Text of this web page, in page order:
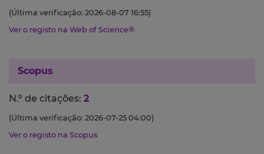
(Última verificação: 2026-08-07 16:55)
Ver o registo na Web of Science®
Scopus
N.º de citações: 2
(Última verificação: 2026-07-25 04:00)
Ver o registo na Scopus